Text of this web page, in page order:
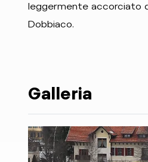
leggermente accorciato
Dobbiaco.
Galleria